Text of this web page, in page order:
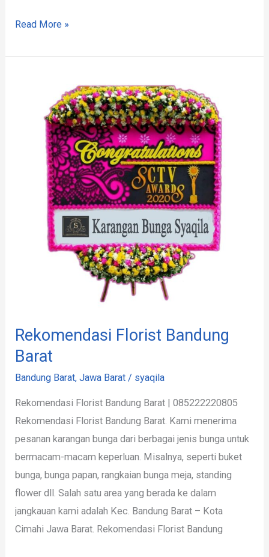
Read More »
Rekomendasi Florist Bandung
Barat
Bandung Barat,Jawa Barat / syaqila
Rekomendasi Florist Bandung Barat | 085222220805
Rekomendasi Florist Bandung Barat. Kami menerima
pesanan karangan bunga dari berbagai jenis bunga untuk
bermacam-macam keperluan. Misalnya, seperti buket
bunga, bunga papan, rangkaian bunga meja, standing
flower dll. Salah satu area yang berada ke dalam
jangkauan kami adalah Kec. Bandung Barat – Kota
Cimahi Jawa Barat. Rekomendasi Florist Bandung
Bandung